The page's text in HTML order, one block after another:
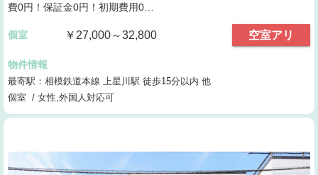
費0円！保証金0円！初期費用0…
個室 ￥27,000～32,800 空室アリ
物件情報
最寄駅：相模鉄道本線 上星川駅 徒歩15分以内 他
個室 / 女性,外国人対応可